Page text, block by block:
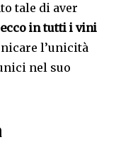
tale di aver
in tutti i vini
l’unicità
nel suo